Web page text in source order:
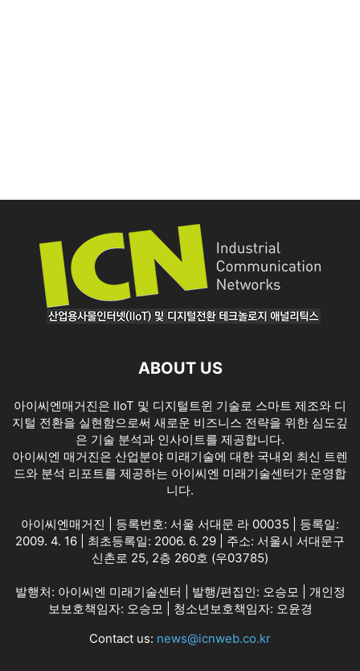
ABOUT US
아이씨엔매거진은 IIoT 및 디지털트윈 기술로 스마트 제조와 디
지털 전환을 실현함으로써 새로운 비즈니스 전략을 위한 심도깊
은 기술 분석과 인사이트를 제공합니다.
아이씨엔 매거진은 산업분야 미래기술에 대한 국내외 최신 트렌
드와 분석 리포트를 제공하는 아이씨엔 미래기술센터가 운영합
니다.
아이씨엔매거진 | 등록번호: 서울 서대문 라 00035 | 등록일:
2009. 4. 16 | 최초등록일: 2006. 6. 29 | 주소: 서울시 서대문구
신촌로 25, 2층 260호 (우03785)
발행처: 아이씨엔 미래기술센터 | 발행/편집인: 오승모 | 개인정
보보호책임자: 오승모 | 청소년보호책임자: 오윤경
Contact us: news@icnweb.co.kr